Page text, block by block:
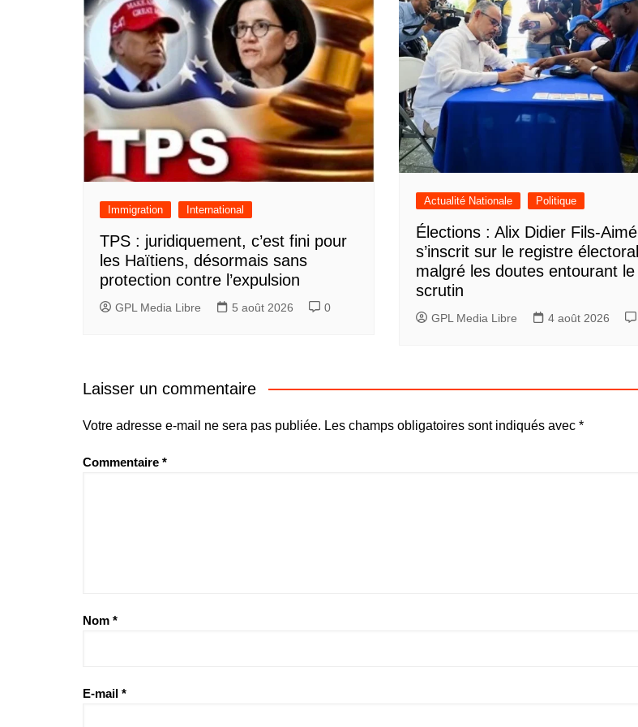
Immigration International
TPS : juridiquement, c’est fini pour
les Haïtiens, désormais sans
protection contre l’expulsion
GPL Media Libre 5 août 2026 0
Actualité Nationale Politique
Élections : Alix Didier Fils-Aimé
s’inscrit sur le registre électoral
malgré les doutes entourant le
scrutin
GPL Media Libre 4 août 2026
Laisser un commentaire
Votre adresse e-mail ne sera pas publiée. Les champs obligatoires sont indiqués avec *
Commentaire *
Nom *
E-mail *